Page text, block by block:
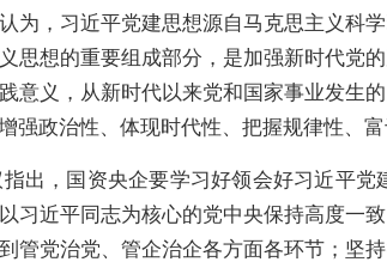
为，习近平党建思想源自马克思主义科
思想的重要组成部分，是加强新时代党
意义，从新时代以来党和国家事业发生
强政治性、体现时代性、把握规律性、
出，国资央企要学习好领会好习近平党
习近平同志为核心的党中央保持高度一
管党治党、管企治企各方面各环节；坚